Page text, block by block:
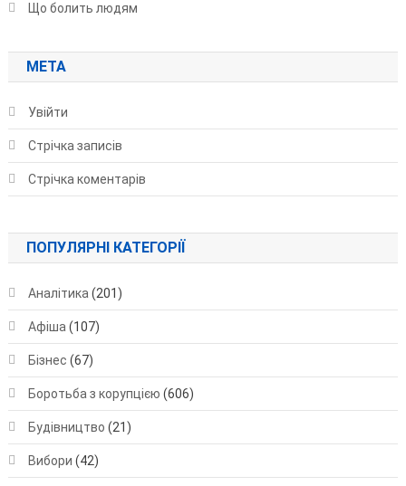
Що болить людям
МЕТА
Увійти
Стрічка записів
Стрічка коментарів
ПОПУЛЯРНІ КАТЕГОРІЇ
Аналітика (201)
Афіша (107)
Бізнес (67)
Боротьба з корупцією (606)
Будівництво (21)
Вибори (42)